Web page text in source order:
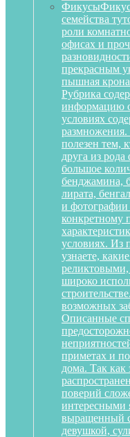
Фикусы
семейства
роли
офисах и
прекрасным
пышная
Рубрика
информацию
условиях
размножения.
полезен тем,
друга из
большое
бенджамина,
лирата,
и фотографии
конкретному
условиях. Из
узнаете,
широко
возможных
Описанные
приметах и
дома. Так как
поверий
интересными
выращенный
девушкой,